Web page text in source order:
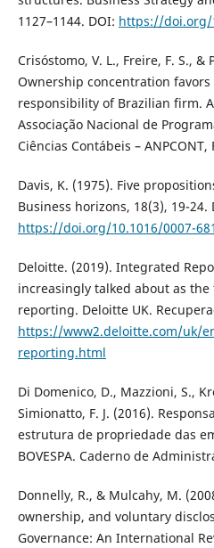
1127–1144. DOI: https://doi.org/
Crisóstomo, V. L., Freire, F. S., &
Ownership concentration favors
responsibility of Brazilian firm.
Associação Nacional de
Ciências Contábeis – ANPCONT,
Davis, K. (1975). Five
Business horizons, 18(3), 19-24.
https://doi.org/10.1016/0007-
Deloitte. (2019). Integrated
increasingly talked about as
reporting. Deloitte UK.
https://www2.deloitte.com/uk/
reporting.html
Di Domenico, D., Mazzioni, S.,
Simionatto, F. J. (2016).
estrutura de propriedade das
BOVESPA. Caderno de
Donnelly, R., & Mulcahy, M.
ownership, and voluntary
Governance: An International